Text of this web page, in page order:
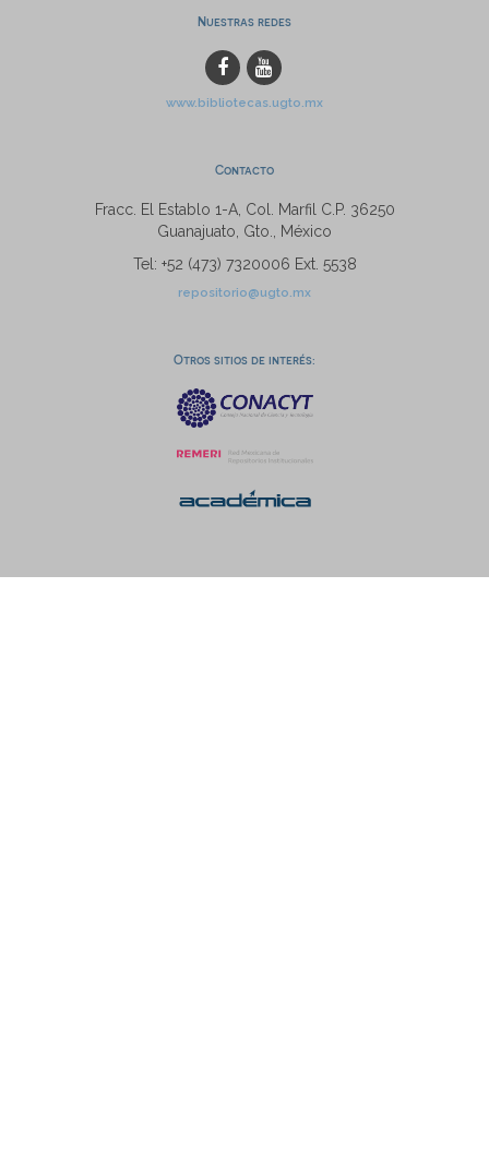
Nuestras redes
www.bibliotecas.ugto.mx
Contacto
Fracc. El Establo 1-A, Col. Marfil C.P. 36250
Guanajuato, Gto., México
Tel: +52 (473) 7320006 Ext. 5538
repositorio@ugto.mx
Otros sitios de interés: